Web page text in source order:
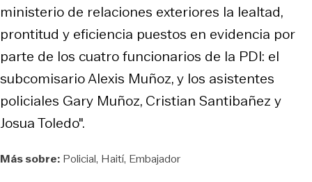
ministerio de relaciones exteriores la lealtad,
prontitud y eficiencia puestos en evidencia por
parte de los cuatro funcionarios de la PDI: el
subcomisario Alexis Muñoz, y los asistentes
policiales Gary Muñoz, Cristian Santibañez y
Josua Toledo".
Más sobre: Policial Haití Embajador